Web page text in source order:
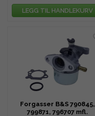
LEGG TIL HANDLEKURV
Forgasser B&S 790845,
799871, 796707 mfl.